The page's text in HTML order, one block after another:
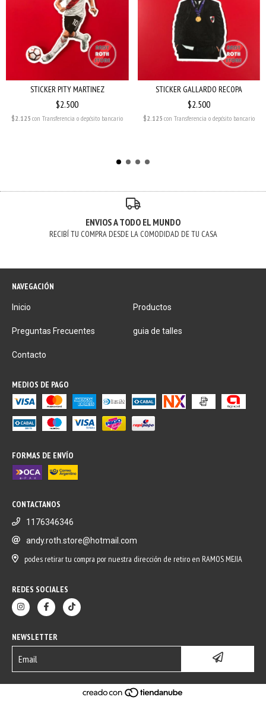
STICKER PITY MARTINEZ
$2.500
$2.125con Transferencia o depósito bancario
STICKER GALLARDO RECOPA
$2.500
$2.125 con Transferencia o depósito bancario
ENVIOS A TODO EL MUNDO
RECIBÍ TU COMPRA DESDE LA COMODIDAD DE TU CASA
NAVEGACIÓN
Inicio Productos
Preguntas Frecuentes guia de talles
Contacto
MEDIOS DE PAGO
FORMAS DE ENVÍO
CONTACTANOS
1176346346
andy.roth.store@hotmail.com
podes retirar tu compra por nuestra dirección de retiro en RAMOS MEJIA
REDES SOCIALES
NEWSLETTER